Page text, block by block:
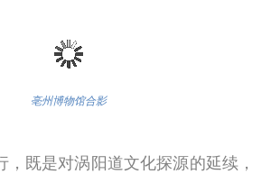
亳州博物馆合影
既是对涡阳道文化探源的延续，